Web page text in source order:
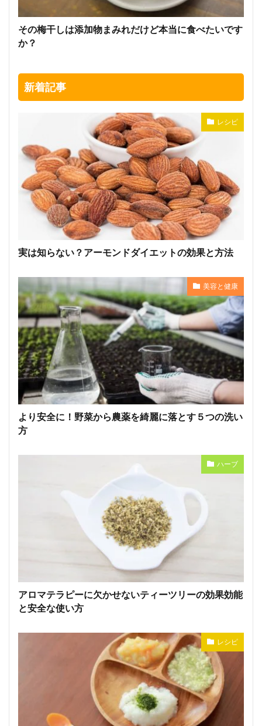
その梅干しは添加物まみれだけど本当に食べたいです
か？
新着記事
レシピ
実は知らない？アーモンドダイエットの効果と方法
美容と健康
より安全に！野菜から農薬を綺麗に落とす５つの洗い
方
ハーブ
アロマテラピーに欠かせないティーツリーの効果効能
と安全な使い方
レシピ